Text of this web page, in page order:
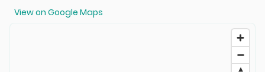
View on Google Maps